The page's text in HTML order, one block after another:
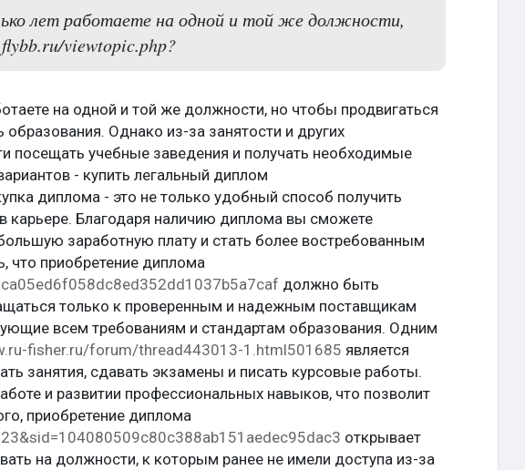
лет работаете на одной и той же должности,
viewtopic.php?
на одной и той же должности, но чтобы продвигаться
Однако из-за занятости и других
посещать учебные заведения и получать необходимые
- купить легальный диплом
диплома - это не только удобный способ получить
Благодаря наличию диплома вы сможете
заработную плату и стать более востребованным
что приобретение диплома
должно быть
только к проверенным и надежным поставщикам
всем требованиям и стандартам образования. Одним
fisher.ru/forum/thread443013-1.html501685 является
занятия, сдавать экзамены и писать курсовые работы.
и развитии профессиональных навыков, что позволит
приобретение диплома
открывает
на должности, к которым ранее не имели доступа из-за